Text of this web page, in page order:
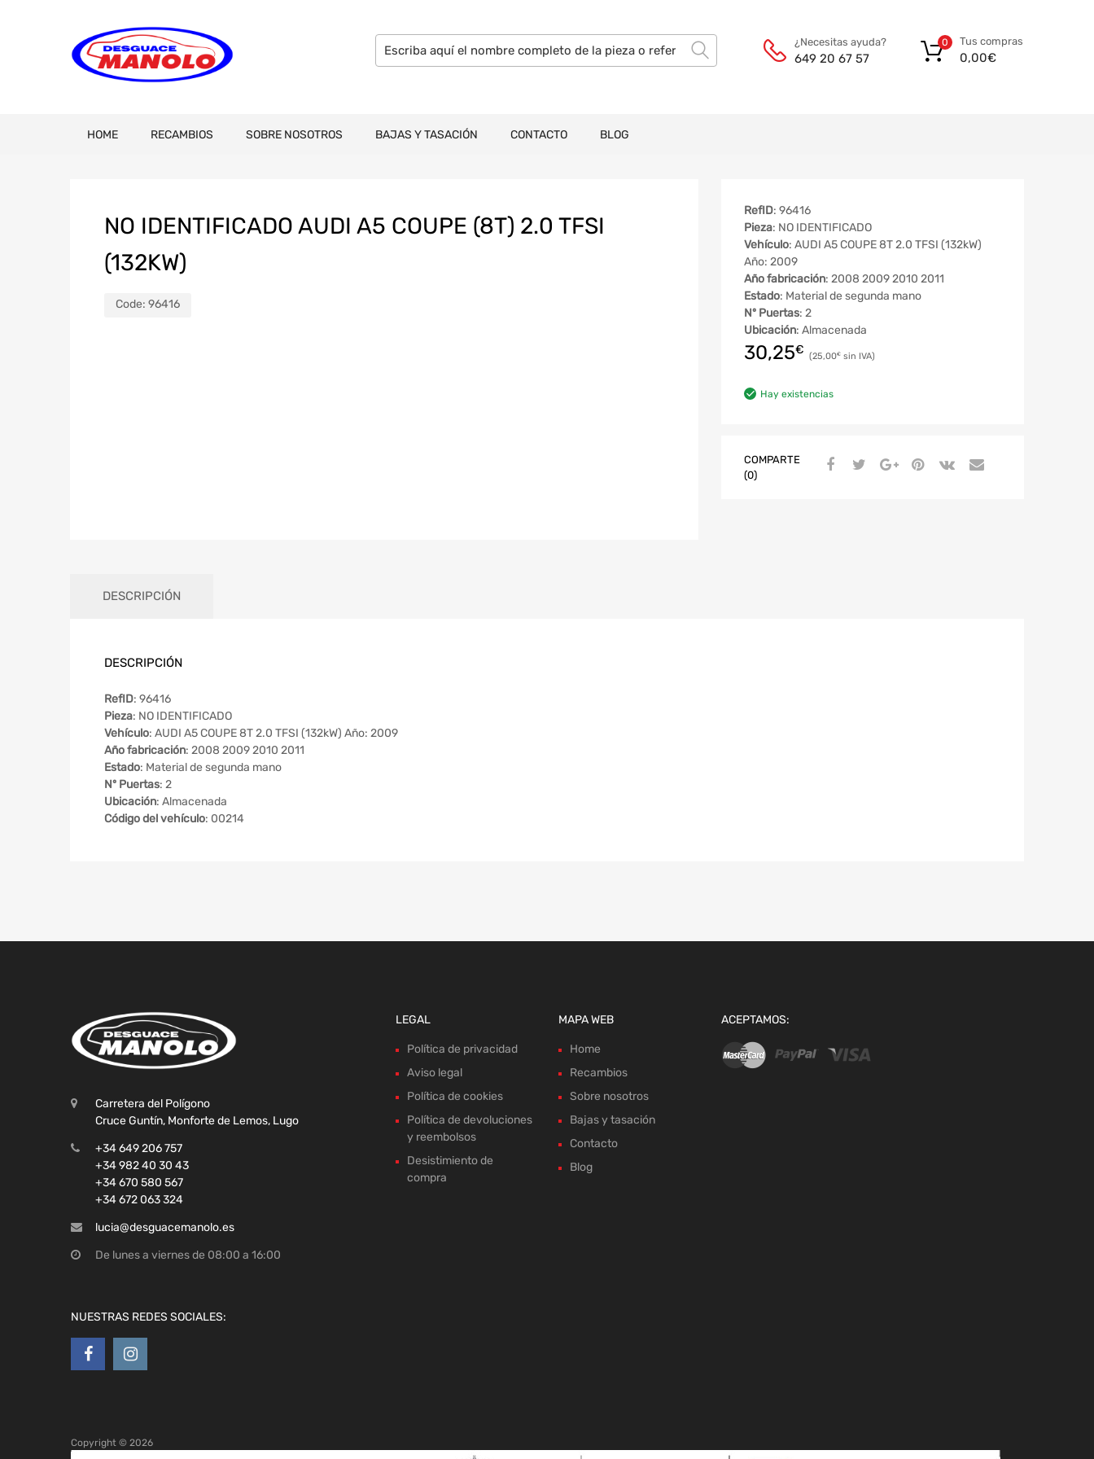
¿Necesitas ayuda?
649 20 67 57
Tus compras
0,00€
0
HOME RECAMBIOS SOBRE NOSOTROS BAJAS Y TASACIÓN CONTACTO BLOG
NO IDENTIFICADO AUDI A5 COUPE (8T) 2.0 TFSI
(132KW)
Code: 96416
RefID: 96416
Pieza: NO IDENTIFICADO
Vehículo: AUDI A5 COUPE 8T 2.0 TFSI (132kW)
Año: 2009
Año fabricación: 2008 2009 2010 2011
Estado: Material de segunda mano
Nº Puertas: 2
Ubicación: Almacenada
30,25€ 25,00€
Hay existencias
COMPARTE
(0)
DESCRIPCIÓN
DESCRIPCIÓN
RefID: 96416
Pieza: NO IDENTIFICADO
Vehículo: AUDI A5 COUPE 8T 2.0 TFSI (132kW) Año: 2009
Año fabricación: 2008 2009 2010 2011
Estado: Material de segunda mano
Nº Puertas: 2
Ubicación: Almacenada
Código del vehículo: 00214
Carretera del Polígono
Cruce Guntín, Monforte de Lemos, Lugo
+34 649 206 757
+34 982 40 30 43
+34 670 580 567
+34 672 063 324
lucia@desguacemanolo.es
De lunes a viernes de 08:00 a 16:00
NUESTRAS REDES SOCIALES:
LEGAL
Política de privacidad
Aviso legal
Política de cookies
Política de devoluciones
y reembolsos
Desistimiento de
compra
MAPA WEB
Home
Recambios
Sobre nosotros
Bajas y tasación
Contacto
Blog
ACEPTAMOS:
Copyright © 2026